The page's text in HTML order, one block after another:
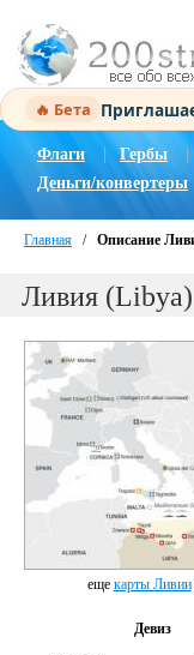
🔥 Бета
Флаги Гербы
Деньги/конвертеры
Главная / Описание
Ливия (Libya)
еще карты Ливии
Девиз